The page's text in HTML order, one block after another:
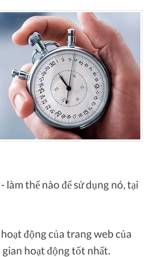
làm thế nào để sử dụng nó, tại
động của trang web của
hoạt động tốt nhất.